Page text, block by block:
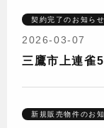
契約完了のお知らせ
2026-03-07
三鷹市上連雀
新規販売物件のお